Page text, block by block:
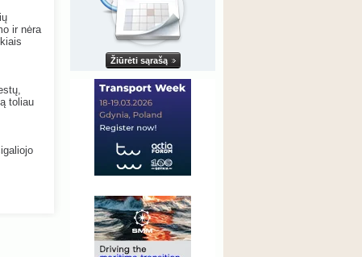
ir nėra
toliau
Žiūrėti sąrašą